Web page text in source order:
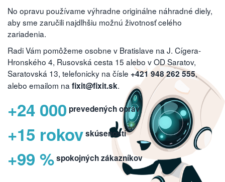
No opravu používame výhradne originálne náhradné diely,
aby sme zaručili najdlhšiu možnú životnosť celého
zariadenia.
Radi Vám pomôžeme osobne v Bratislave na J. Cígera-
Hronského 4, Rusovská cesta 15 alebo v OD Saratov,
Saratovská 13, telefonicky na čísle +421 948 262 555,
alebo emailom na fixit@fixit.sk.
+24 000 prevedených opráv
+15 rokovskúseností
+99 %spokojných zákazníkov